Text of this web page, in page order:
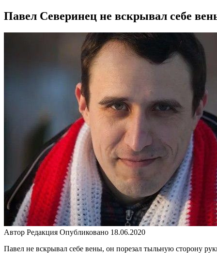
Павел Северинец не вскрывал себе
Автор Редакция Опубликовано 18.06.2020
Павел не вскрывал себе вены, он порезал тыльную сторону